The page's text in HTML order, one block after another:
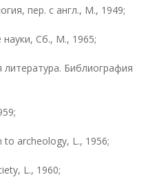
пер. с англ., М., 1949;
науки, Сб., М., 1965;
литература. Библиография
archeology, L., 1956;
L., 1960;